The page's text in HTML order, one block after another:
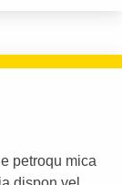
petroqu mica